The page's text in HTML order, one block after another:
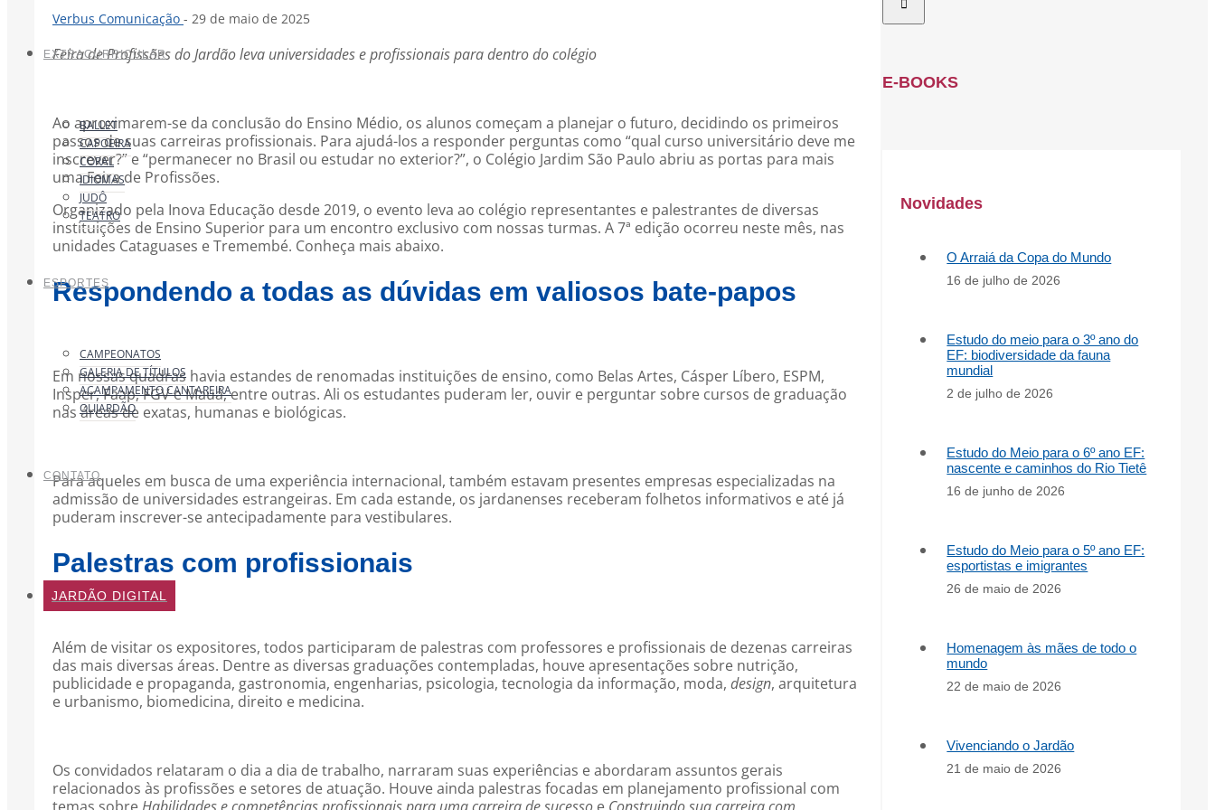
EXTRACURRICULAR
BALLET
CAPOEIRA
CORAL
IDIOMAS
JUDÔ
TEATRO
ESPORTES
CAMPEONATOS
GALERIA DE TÍTULOS
ACAMPAMENTO CANTAREIRA
OLIJARDÃO
CONTATO
JARDÃO DIGITAL
Verbus Comunicação - 29 de maio de 2025
Feira de Profissões do Jardão leva universidades e profissionais para dentro do colégio
Ao aproximarem-se da conclusão do Ensino Médio, os alunos começam a planejar o futuro, decidindo os primeiros
passos de suas carreiras profissionais. Para ajudá-los a responder perguntas como “qual curso universitário deve me
inscrever?” e “permanecer no Brasil ou estudar no exterior?”, o Colégio Jardim São Paulo abriu as portas para mais
uma Feira de Profissões.
Organizado pela Inova Educação desde 2019, o evento leva ao colégio representantes e palestrantes de diversas
instituições de Ensino Superior para um encontro exclusivo com nossas turmas. A 7ª edição ocorreu neste mês, nas
unidades Cataguases e Tremembé. Conheça mais abaixo.
Respondendo a todas as dúvidas em valiosos bate-papos
Em nossas quadras havia estandes de renomadas instituições de ensino, como Belas Artes, Cásper Líbero, ESPM,
Insper, Faap, FGV e Mauá, entre outras. Ali os estudantes puderam ler, ouvir e perguntar sobre cursos de graduação
nas áreas de exatas, humanas e biológicas.
Para aqueles em busca de uma experiência internacional, também estavam presentes empresas especializadas na
admissão de universidades estrangeiras. Em cada estande, os jardanenses receberam folhetos informativos e até já
puderam inscrever-se antecipadamente para vestibulares.
Palestras com profissionais
Além de visitar os expositores, todos participaram de palestras com professores e profissionais de dezenas carreiras
das mais diversas áreas. Dentre as diversas graduações contempladas, houve apresentações sobre nutrição,
publicidade e propaganda, gastronomia, engenharias, psicologia, tecnologia da informação, moda, design, arquitetura
e urbanismo, biomedicina, direito e medicina.
Os convidados relataram o dia a dia de trabalho, narraram suas experiências e abordaram assuntos gerais
relacionados às profissões e setores de atuação. Houve ainda palestras focadas em planejamento profissional com
E-BOOKS
Novidades
O Arraiá da Copa do Mundo
16 de julho de 2026
Estudo do meio para o 3º ano do
EF: biodiversidade da fauna
mundial
2 de julho de 2026
Estudo do Meio para o 6º ano EF:
nascente e caminhos do Rio Tietê
16 de junho de 2026
Estudo do Meio para o 5º ano EF:
esportistas e imigrantes
26 de maio de 2026
Homenagem às mães de todo o
mundo
22 de maio de 2026
Vivenciando o Jardão
21 de maio de 2026